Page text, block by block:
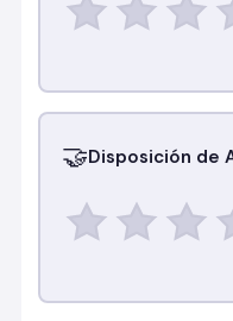
🤝Disposición de